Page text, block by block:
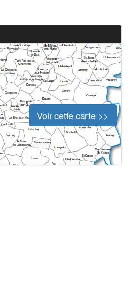
Voir cette carte >>